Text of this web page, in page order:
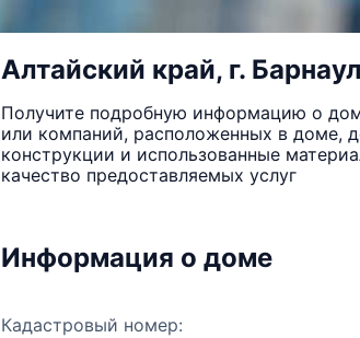
Алтайский край, г.
Получите подробную информацию о
или компаний, расположенных в доме,
конструкции и использованные
качество предоставляемых услуг
Информация о доме
Кадастровый номер: